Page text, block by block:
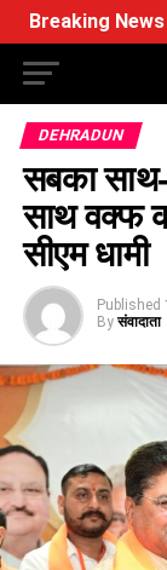
Breaking News
नवजात!, रोने की
DEHRADUN
सबका
साथ वक्फ
सीएम धामी
Published
By संवादाता